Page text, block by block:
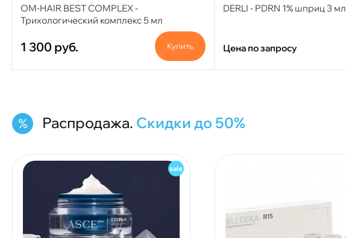
OM-HAIR BEST COMPLEX -
Трихологический комплекс 5 мл
1 300 руб. Купить
DERLI - PDRN 1% шприц 3 мл
Цена по запросу
Распродажа. Скидки до 50%